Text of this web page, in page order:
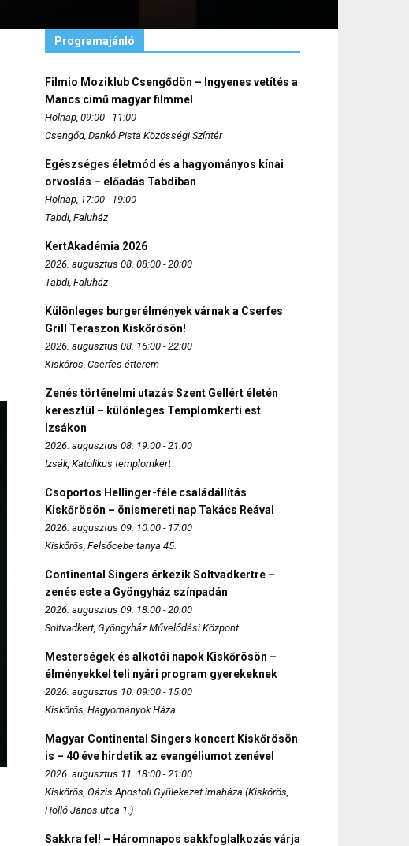
Programajánló
Filmio Moziklub Csengődön – Ingyenes vetítés a
Mancs című magyar filmmel
Holnap, 09:00 - 11:00
Csengőd, Dankó Pista Közösségi Színtér
Egészséges életmód és a hagyományos kínai
orvoslás – előadás Tabdiban
Holnap, 17:00 - 19:00
Tabdi, Faluház
KertAkadémia 2026
2026. augusztus 08. 08:00 - 20:00
Tabdi, Faluház
Különleges burgerélmények várnak a Cserfes
Grill Teraszon Kiskőrösön!
2026. augusztus 08. 16:00 - 22:00
Kiskőrös, Cserfes étterem
Zenés történelmi utazás Szent Gellért életén
keresztül – különleges Templomkerti est
Izsákon
2026. augusztus 08. 19:00 - 21:00
Izsák, Katolikus templomkert
Csoportos Hellinger-féle családállítás
Kiskőrösön – önismereti nap Takács Reával
2026. augusztus 09. 10:00 - 17:00
Kiskőrös, Felsőcebe tanya 45.
Continental Singers érkezik Soltvadkertre –
zenés este a Gyöngyház színpadán
2026. augusztus 09. 18:00 - 20:00
Soltvadkert, Gyöngyház Művelődési Központ
Mesterségek és alkotói napok Kiskőrösön –
élményekkel teli nyári program gyerekeknek
2026. augusztus 10. 09:00 - 15:00
Kiskőrös, Hagyományok Háza
Magyar Continental Singers koncert Kiskőrösön
is – 40 éve hirdetik az evangéliumot zenével
2026. augusztus 11. 18:00 - 21:00
Kiskőrös, Oázis Apostoli Gyülekezet imaháza (Kiskőrös,
Holló János utca 1.)
Sakkra fel! – Háromnapos sakkfoglalkozás várja